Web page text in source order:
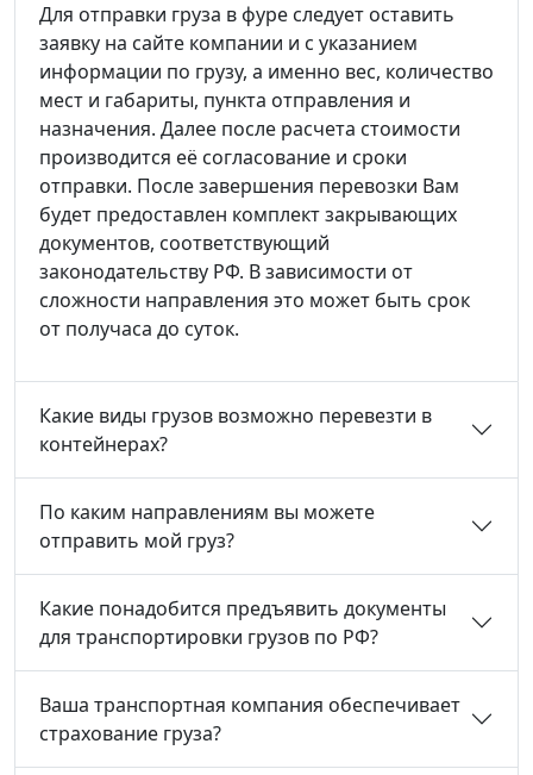
Для отправки груза в фуре следует оставить
заявку на сайте компании и с указанием
информации по грузу, а именно вес, количество
мест и габариты, пункта отправления и
назначения. Далее после расчета стоимости
производится её согласование и сроки
отправки. После завершения перевозки Вам
будет предоставлен комплект закрывающих
документов, соответствующий
законодательству РФ. В зависимости от
сложности направления это может быть срок
от получаса до суток.
Какие виды грузов возможно перевезти в
контейнерах?
По каким направлениям вы можете
отправить мой груз?
Какие понадобится предъявить документы
для транспортировки грузов по РФ?
Ваша транспортная компания обеспечивает
страхование груза?